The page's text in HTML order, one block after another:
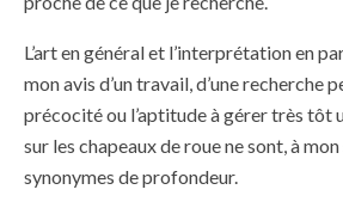
L’art en général et l’interprétation en
mon avis d’un travail, d’une recherche
précocité ou l’aptitude à gérer très tôt
sur les chapeaux de roue ne sont, à
synonymes de profondeur.